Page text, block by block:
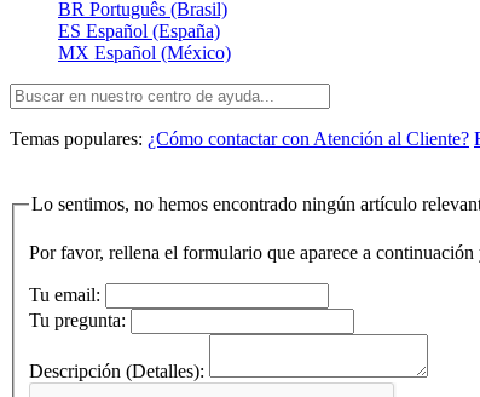
BR Português (Brasil)
ES Español (España)
MX Español (México)
Temas populares: ¿Cómo contactar con Atención al Cliente?
Lo sentimos, no hemos encontrado ningún artículo
Por favor, rellena el formulario que aparece a continuación
Tu email:
Tu pregunta:
Descripción (Detalles):